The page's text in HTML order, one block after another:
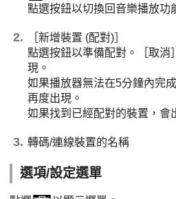
點選按鈕以切換回音樂播放功
［新增裝置 (配對)］
點選按鈕以準備配對。［取消
現。
如果播放器無法在5分鐘內完
再度出現。
如果找到已經配對的裝置，會
轉碼/連線裝置的名稱
選項/設定選單